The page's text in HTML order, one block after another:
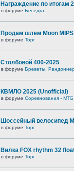
Награждение по итогам
в форуме Беседка
Продам шлем Moon
в форуме Торг
Столбовой 400-2025
в форуме Бреветы.
КВМЛО 2025 (Unofficial)
в форуме Соревнования - МТБ
Шоссейный велосипед
в форуме Торг
Вилка FOX rhythm 32
в форуме Торг